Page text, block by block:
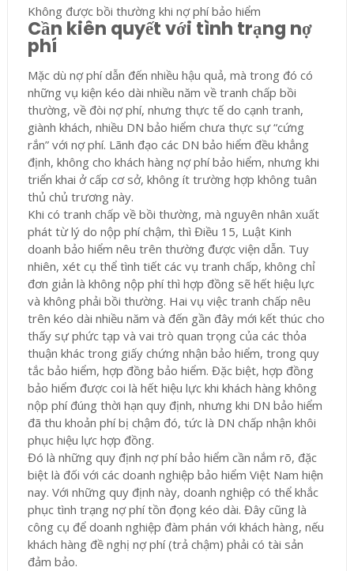
Không được bồi thường khi nợ phí bảo hiểm
Cần kiên quyết với tình trạng nợ
phí
Mặc dù nợ phí dẫn đến nhiều hậu quả, mà trong đó có
những vụ kiện kéo dài nhiều năm về tranh chấp bồi
thường, về đòi nợ phí, nhưng thực tế do cạnh tranh,
giành khách, nhiều DN bảo hiểm chưa thực sự “cứng
rắn” với nợ phí. Lãnh đạo các DN bảo hiểm đều khẳng
định, không cho khách hàng nợ phí bảo hiểm, nhưng khi
triển khai ở cấp cơ sở, không ít trường hợp không tuân
thủ chủ trương này.
Khi có tranh chấp về bồi thường, mà nguyên nhân xuất
phát từ lý do nộp phí chậm, thì Điều 15, Luật Kinh
doanh bảo hiểm nêu trên thường được viện dẫn. Tuy
nhiên, xét cụ thể tình tiết các vụ tranh chấp, không chỉ
đơn giản là không nộp phí thì hợp đồng sẽ hết hiệu lực
và không phải bồi thường. Hai vụ việc tranh chấp nêu
trên kéo dài nhiều năm và đến gần đây mới kết thúc cho
thấy sự phức tạp và vai trò quan trọng của các thỏa
thuận khác trong giấy chứng nhận bảo hiểm, trong quy
tắc bảo hiểm, hợp đồng bảo hiểm. Đặc biệt, hợp đồng
bảo hiểm được coi là hết hiệu lực khi khách hàng không
nộp phí đúng thời hạn quy định, nhưng khi DN bảo hiểm
đã thu khoản phí bị chậm đó, tức là DN chấp nhận khôi
phục hiệu lực hợp đồng.
Đó là những quy định nợ phí bảo hiểm cần nắm rõ, đặc
biệt là đối với các doanh nghiệp bảo hiểm Việt Nam hiện
nay. Với những quy định này, doanh nghiệp có thể khắc
phục tình trạng nợ phí tồn đọng kéo dài. Đây cũng là
công cụ để doanh nghiệp đàm phán với khách hàng, nếu
khách hàng đề nghị nợ phí (trả chậm) phải có tài sản
đảm bảo.